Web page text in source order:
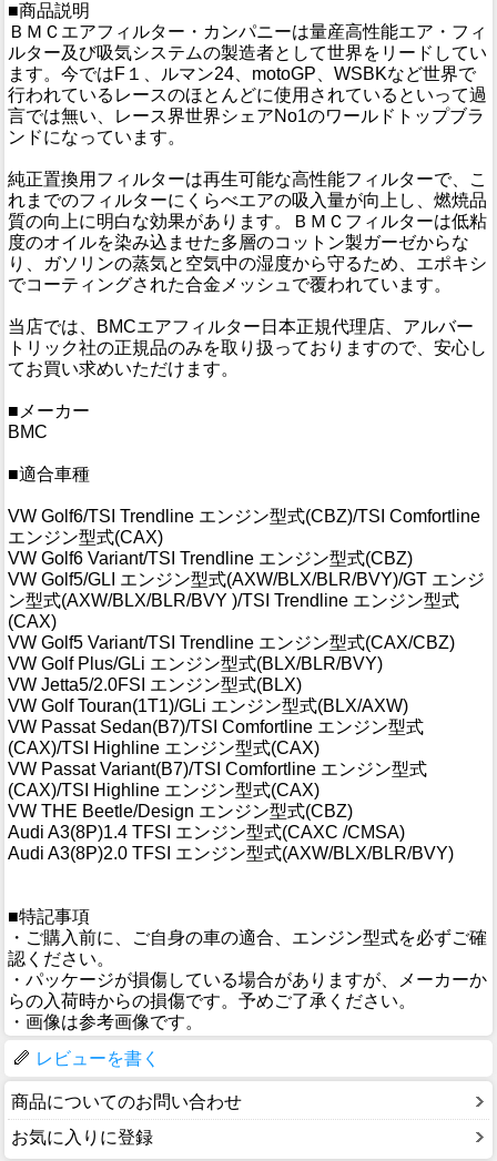
■商品説明
ＢＭＣエアフィルター・カンパニーは量産高性能エア・フィ
ルター及び吸気システムの製造者として世界をリードしてい
ます。今ではF１、ルマン24、motoGP、WSBKなど世界で
行われているレースのほとんどに使用されているといって過
言では無い、レース界世界シェアNo1のワールドトップブラ
ンドになっています。
純正置換用フィルターは再生可能な高性能フィルターで、こ
れまでのフィルターにくらべエアの吸入量が向上し、燃焼品
質の向上に明白な効果があります。ＢＭＣフィルターは低粘
度のオイルを染み込ませた多層のコットン製ガーゼからな
り、ガソリンの蒸気と空気中の湿度から守るため、エポキシ
でコーティングされた合金メッシュで覆われています。
当店では、BMCエアフィルター日本正規代理店、アルバー
トリック社の正規品のみを取り扱っておりますので、安心し
てお買い求めいただけます。
■メーカー
BMC
■適合車種
VW Golf6/TSI Trendline エンジン型式(CBZ)/TSI Comfortline
エンジン型式(CAX)
VW Golf6 Variant/TSI Trendline エンジン型式(CBZ)
VW Golf5/GLI エンジン型式(AXW/BLX/BLR/BVY)/GT エンジ
ン型式(AXW/BLX/BLR/BVY )/TSI Trendline エンジン型式
(CAX)
VW Golf5 Variant/TSI Trendline エンジン型式(CAX/CBZ)
VW Golf Plus/GLi エンジン型式(BLX/BLR/BVY)
VW Jetta5/2.0FSI エンジン型式(BLX)
VW Golf Touran(1T1)/GLi エンジン型式(BLX/AXW)
VW Passat Sedan(B7)/TSI Comfortline エンジン型式
(CAX)/TSI Highline エンジン型式(CAX)
VW Passat Variant(B7)/TSI Comfortline エンジン型式
(CAX)/TSI Highline エンジン型式(CAX)
VW THE Beetle/Design エンジン型式(CBZ)
Audi A3(8P)1.4 TFSI エンジン型式(CAXC /CMSA)
Audi A3(8P)2.0 TFSI エンジン型式(AXW/BLX/BLR/BVY)
■特記事項
・ご購入前に、ご自身の車の適合、エンジン型式を必ずご確
認ください。
・パッケージが損傷している場合がありますが、メーカーか
らの入荷時からの損傷です。予めご了承ください。
・画像は参考画像です。
レビューを書く
商品についてのお問い合わせ
お気に入りに登録